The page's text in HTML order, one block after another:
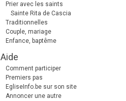
Prier avec les saints
Sainte Rita de Cascia
Traditionnelles
Couple, mariage
Enfance, baptême
Aide
Comment participer
Premiers pas
EgliseInfo.be sur son site
Annoncer une autre